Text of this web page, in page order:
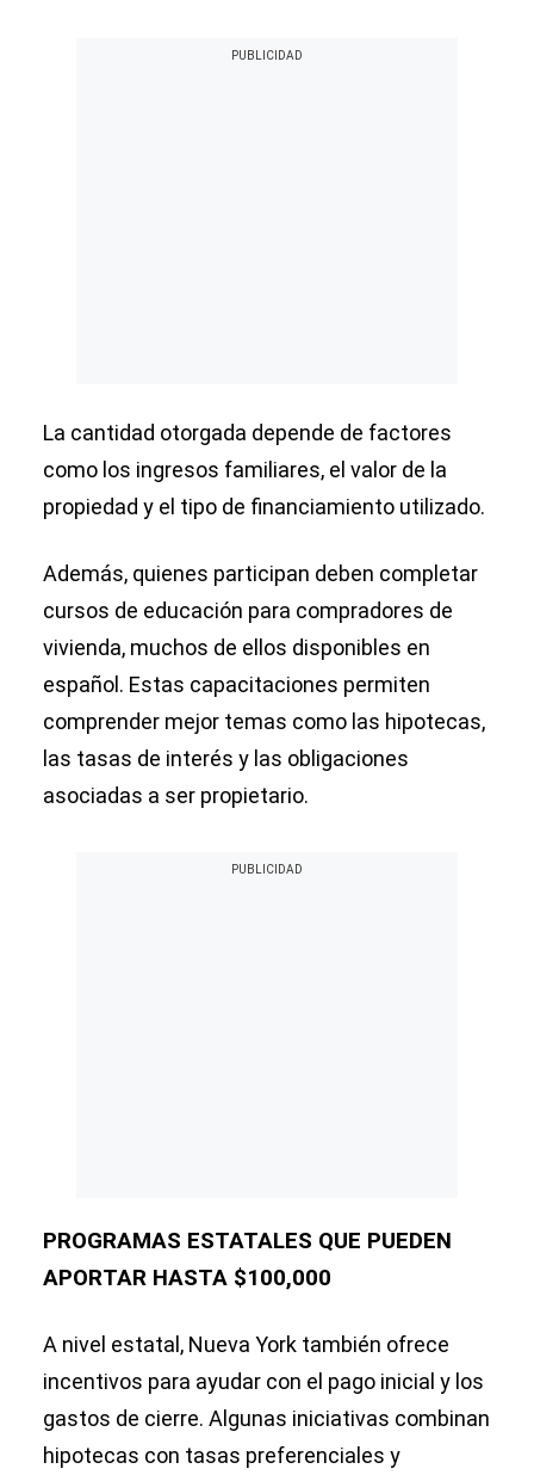
La cantidad otorgada depende de factores
como los ingresos familiares, el valor de la
propiedad y el tipo de financiamiento utilizado.
Además, quienes participan deben completar
cursos de educación para compradores de
vivienda, muchos de ellos disponibles en
español. Estas capacitaciones permiten
comprender mejor temas como las hipotecas,
las tasas de interés y las obligaciones
asociadas a ser propietario.
PROGRAMAS ESTATALES QUE PUEDEN
APORTAR HASTA $100,000
A nivel estatal, Nueva York también ofrece
incentivos para ayudar con el pago inicial y los
gastos de cierre. Algunas iniciativas combinan
hipotecas con tasas preferenciales y